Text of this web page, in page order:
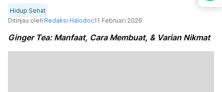
Hidup Sehat
Ditinjau oleh Redaksi Halodoc11 Februari 2026
Ginger Tea: Manfaat, Cara Membuat, & Varian Nikmat